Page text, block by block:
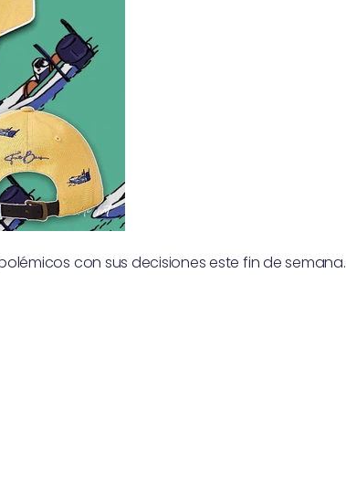
con sus decisiones este fin de semana.